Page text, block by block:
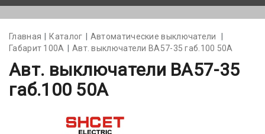
Главная Каталог
Автоматические выключатели
Габарит 100А
Авт. выключатели ВА57-35 габ.100 50А
Авт. выключатели ВА57-35
габ.100 50А